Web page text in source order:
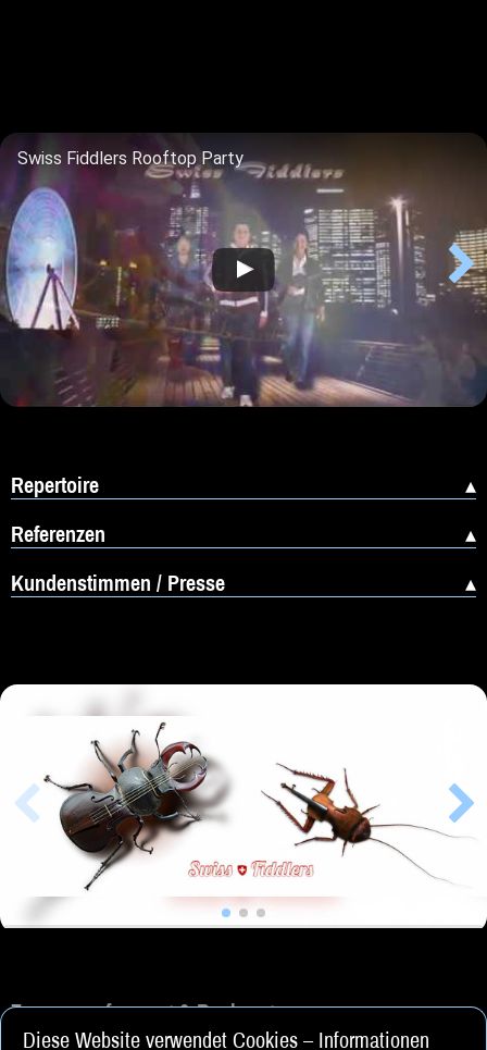
Swiss Fiddlers Rooftop Party
Repertoire
Referenzen
Kundenstimmen / Presse
Zusammenfassung & Buchung
Diese Website verwendet Cookies – Informationen